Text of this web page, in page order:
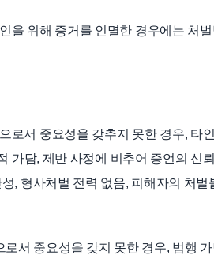
을 위해 증거를 인멸한 경우에는 처벌
로서 중요성을 갖추지 못한 경우, 타
가담, 제반 사정에 비추어 증언의 신뢰
, 형사처벌 전력 없음, 피해자의 처벌
서 중요성을 갖지 못한 경우, 범행